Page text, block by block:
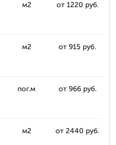
м2 от 1220 руб.
м2 от 915 руб.
пог.м от 966 руб.
м2 от 2440 руб.